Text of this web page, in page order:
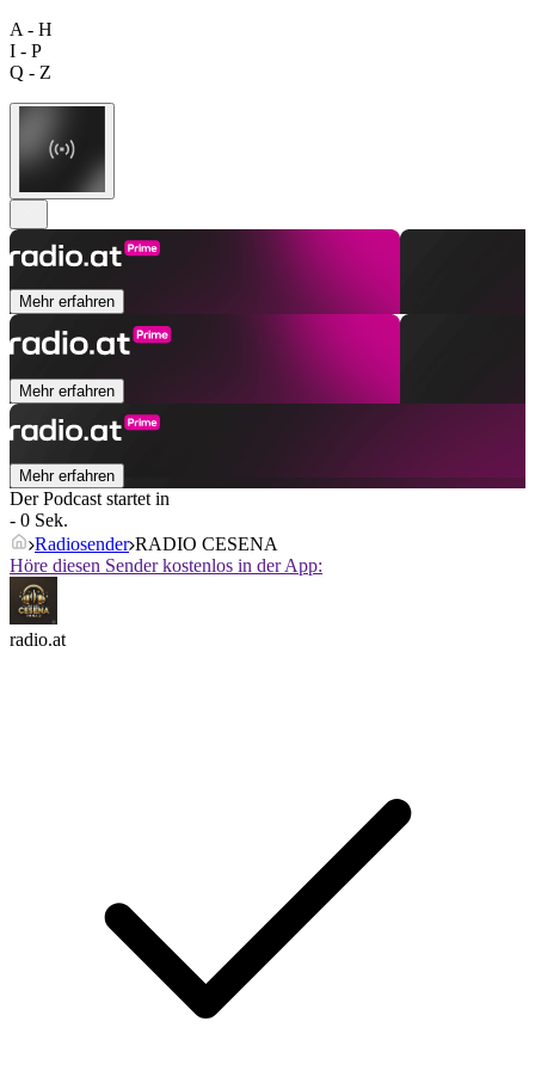
A - H
I - P
Q - Z
Mehr erfahren
Mehr erfahren
Mehr erfahren
Der Podcast startet in
- 0 Sek.
Radiosender RADIO CESENA
Höre diesen Sender kostenlos in der App:
radio.at